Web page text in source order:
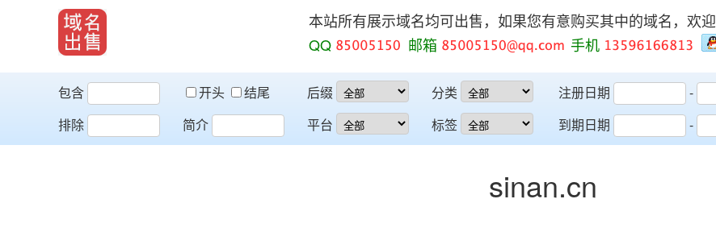
本站所有展示域名均可出售，如果您有意购买其中的域名，欢
QQ
邮箱 手机
包含 开头
结尾
排除
简介
后缀
平台
分类
标签
注册日期
-
到期日期
-
sinan.cn